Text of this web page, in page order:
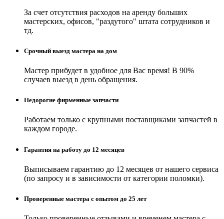
За счет отсутствия расходов на аренду больших
мастерских, офисов, "раздутого" штата сотрудников и
тд.
Срочный выезд мастера на дом
Мастер прибудет в удобное для Вас время! В 90%
случаев выезд в день обращения.
Недорогие фирменные запчасти
Работаем только с крупными поставщиками запчастей в
каждом городе.
Гарантия на работу до 12 месяцев
Выписываем гарантию до 12 месяцев от нашего сервиса
(по запросу и в зависимости от категории поломки).
Проверенные мастера с опытом до 25 лет